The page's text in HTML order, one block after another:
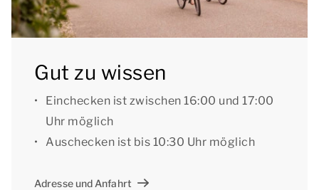
Unterkunft befindet sich ein Parkplatz für maximal
ein Auto. Außerdem befinden sich im Park zentrale
Gut zu wissen
Einchecken ist zwischen 16:00 und 17:00
Uhr möglich
Auschecken ist bis 10:30 Uhr möglich
Adresse und Anfahrt